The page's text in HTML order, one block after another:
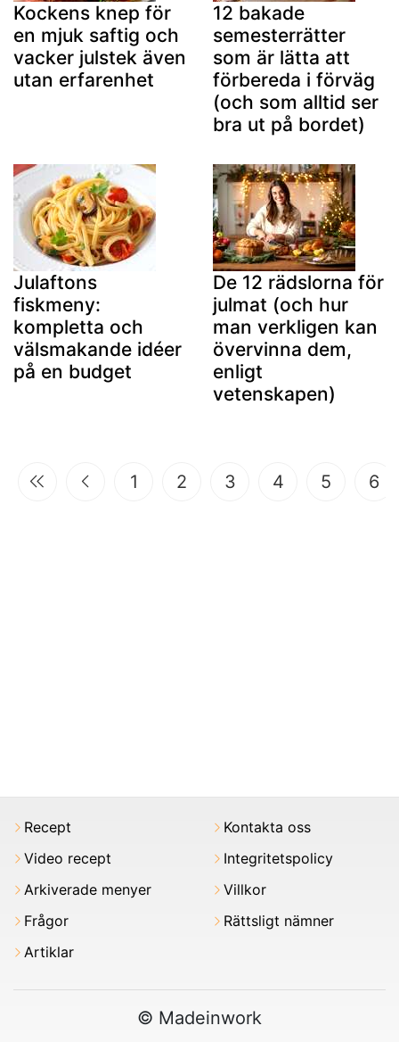
Kockens knep för
en mjuk saftig och
vacker julstek även
utan erfarenhet
12 bakade
semesterrätter
som är lätta att
förbereda i förväg
(och som alltid ser
bra ut på bordet)
Julaftons
fiskmeny:
kompletta och
välsmakande idéer
på en budget
De 12 rädslorna för
julmat (och hur
man verkligen kan
övervinna dem,
enligt
vetenskapen)
1 2 3 4 5 6
Recept
Video recept
Arkiverade menyer
Frågor
Artiklar
Kontakta oss
Integritetspolicy
Villkor
Rättsligt nämner
© Madeinwork